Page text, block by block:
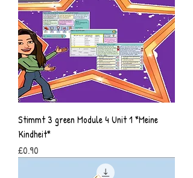
Stimmt 3 green Module 4 Unit 1 *Meine
Kindheit*
Price
£0.90